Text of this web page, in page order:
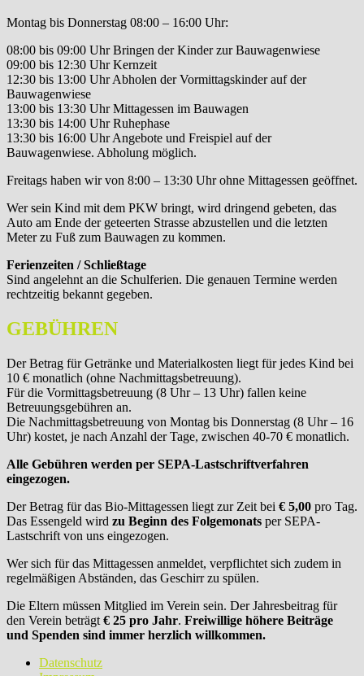
Montag bis Donnerstag 08:00 – 16:00 Uhr:
08:00 bis 09:00 Uhr Bringen der Kinder zur Bauwagenwiese
09:00 bis 12:30 Uhr Kernzeit
12:30 bis 13:00 Uhr Abholen der Vormittagskinder auf der
Bauwagenwiese
13:00 bis 13:30 Uhr Mittagessen im Bauwagen
13:30 bis 14:00 Uhr Ruhephase
13:30 bis 16:00 Uhr Angebote und Freispiel auf der
Bauwagenwiese. Abholung möglich.
Freitags haben wir von 8:00 – 13:30 Uhr ohne Mittagessen geöffnet.
Wer sein Kind mit dem PKW bringt, wird dringend gebeten, das
Auto am Ende der geteerten Strasse abzustellen und die letzten
Meter zu Fuß zum Bauwagen zu kommen.
Ferienzeiten / Schließtage
Sind angelehnt an die Schulferien. Die genauen Termine werden
rechtzeitig bekannt gegeben.
GEBÜHREN
Der Betrag für Getränke und Materialkosten liegt für jedes Kind bei
10 € monatlich (ohne Nachmittagsbetreuung).
Für die Vormittagsbetreuung (8 Uhr – 13 Uhr) fallen keine
Betreuungsgebühren an.
Die Nachmittagsbetreuung von Montag bis Donnerstag (8 Uhr – 16
Uhr) kostet, je nach Anzahl der Tage, zwischen 40-70 € monatlich.
Alle Gebühren werden per SEPA-Lastschriftverfahren
eingezogen.
Der Betrag für das Bio-Mittagessen liegt zur Zeit bei € 5,00 pro Tag.
Das Essengeld wird zu Beginn des Folgemonats per SEPA-
Lastschrift von uns eingezogen.
Wer sich für das Mittagessen anmeldet, verpflichtet sich zudem in
regelmäßigen Abständen, das Geschirr zu spülen.
Die Eltern müssen Mitglied im Verein sein. Der Jahresbeitrag für
den Verein beträgt € 25 pro Jahr. Freiwillige höhere Beiträge
und Spenden sind immer herzlich willkommen.
Datenschutz